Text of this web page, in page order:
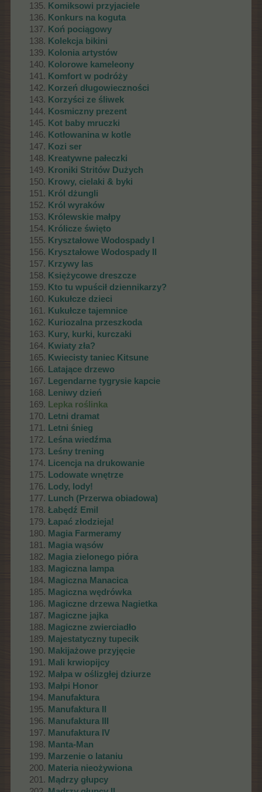
Komiksowi przyjaciele
Konkurs na koguta
Koń pociągowy
Kolekcja bikini
Kolonia artystów
Kolorowe kameleony
Komfort w podróży
Korzeń długowieczności
Korzyści ze śliwek
Kosmiczny prezent
Kot baby mruczki
Kotłowanina w kotle
Kozi ser
Kreatywne pałeczki
Kroniki Stritów Dużych
Krowy, cielaki & byki
Król dżungli
Król wyraków
Królewskie małpy
Królicze święto
Kryształowe Wodospady I
Kryształowe Wodospady II
Krzywy las
Księżycowe dreszcze
Kto tu wpuścił dziennikarzy?
Kukułcze dzieci
Kukułcze tajemnice
Kuriozalna przeszkoda
Kury, kurki, kurczaki
Kwiaty zła?
Kwiecisty taniec Kitsune
Latające drzewo
Legendarne tygrysie kapcie
Leniwy dzień
Lepka roślinka
Letni dramat
Letni śnieg
Leśna wiedźma
Leśny trening
Licencja na drukowanie
Lodowate wnętrze
Lody, lody!
Lunch (Przerwa obiadowa)
Łabędź Emil
Łapać złodzieja!
Magia Farmeramy
Magia wąsów
Magia zielonego pióra
Magiczna lampa
Magiczna Manacica
Magiczna wędrówka
Magiczne drzewa Nagietka
Magiczne jajka
Magiczne zwierciadło
Majestatyczny tupecik
Makijażowe przyjęcie
Mali krwiopijcy
Małpa w oślizgłej dziurze
Małpi Honor
Manufaktura
Manufaktura II
Manufaktura III
Manufaktura IV
Manta-Man
Marzenie o lataniu
Materia nieożywiona
Mądrzy głupcy